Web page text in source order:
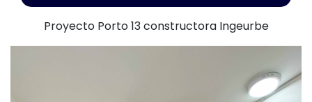
Proyecto Porto 13 constructora Ingeurbe